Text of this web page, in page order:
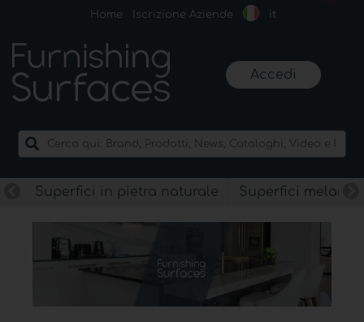
Home
Iscrizione Aziende it
Accedi
Superfici in pietra naturale Superfici